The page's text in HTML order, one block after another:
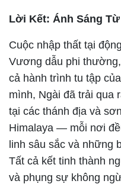
Lời Kết: Ánh Sáng
Cuộc nhập thất tại
Vương dẫu phi
cả hành trình tu tập
mình, Ngài đã trải qua
tại các thánh địa và
Himalaya — mỗi nơi
linh sâu sắc và những
Tất cả kết tinh thành
và phụng sự không